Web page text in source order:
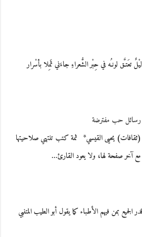
شاكر( ثقافات )1هو ليْلٌ تعَتـَّق لونـُه في حِبْر الشُّعراءِ جاءَني ثَمِلا بأسْرار
رسائل حب مفترضة
(ثقافات) يحيى القيسي* ثمة كتب تنتهي صلاحيتها
مع آخر صفحة لها، ولا يعود القارئ…
بمن فيهم الأطباء كما يقول أبو الطيب المتنبي